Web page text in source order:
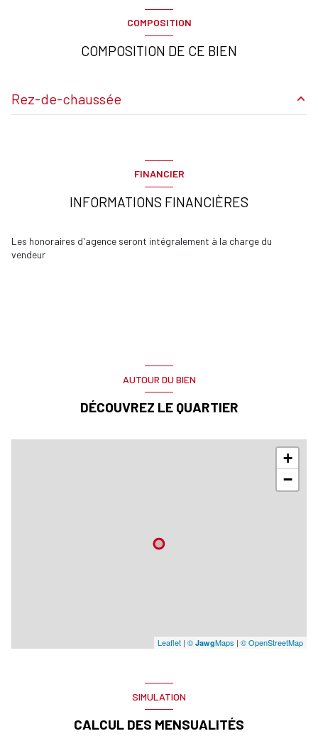
COMPOSITION
COMPOSITION DE CE BIEN
Rez-de-chaussée
FINANCIER
INFORMATIONS FINANCIÈRES
Les honoraires d'agence seront intégralement à la charge du
vendeur
AUTOUR DU BIEN
DÉCOUVREZ LE QUARTIER
+
−
Leaflet | © JawgMaps | © OpenStreetMap
SIMULATION
CALCUL DES MENSUALITÉS